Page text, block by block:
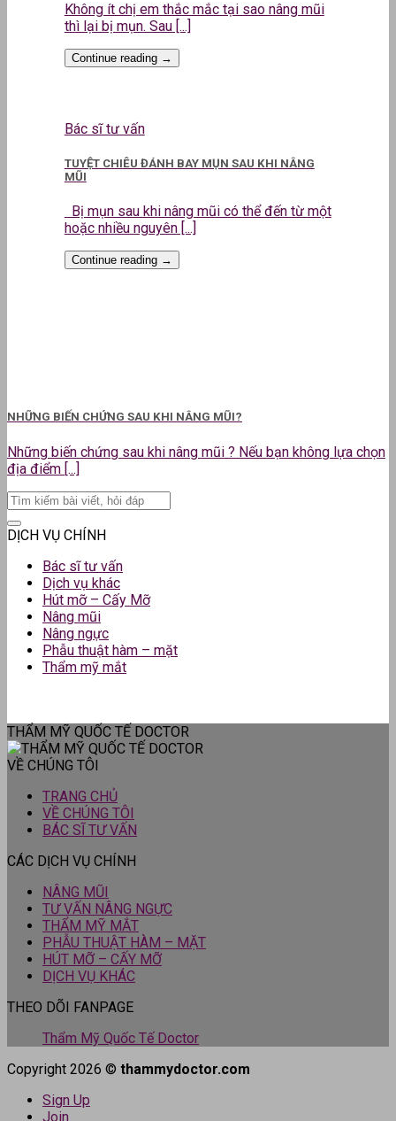
Không ít chị em thắc mắc tại sao nâng mũi
thì lại bị mụn. Sau [...]
Continue reading →
Bác sĩ tư vấn
TUYỆT CHIÊU ĐÁNH BAY MỤN SAU KHI NÂNG
MŨI
Bị mụn sau khi nâng mũi có thể đến từ một
hoặc nhiều nguyên [...]
Continue reading →
NHỮNG BIẾN CHỨNG SAU KHI NÂNG MŨI?
Những biến chứng sau khi nâng mũi ? Nếu bạn không lựa chọn
địa điểm [...]
DỊCH VỤ CHÍNH
Bác sĩ tư vấn
Dịch vụ khác
Hút mỡ – Cấy Mỡ
Nâng mũi
Nâng ngực
Phẫu thuật hàm – mặt
Thẩm mỹ mắt
THẨM MỸ QUỐC TẾ DOCTOR
VỀ CHÚNG TÔI
TRANG CHỦ
VỀ CHÚNG TÔI
BÁC SĨ TƯ VẤN
CÁC DỊCH VỤ CHÍNH
NÂNG MŨI
TƯ VẤN NÂNG NGỰC
THẨM MỸ MẮT
PHẪU THUẬT HÀM – MẶT
HÚT MỠ – CẤY MỠ
DỊCH VỤ KHÁC
THEO DÕI FANPAGE
Thẩm Mỹ Quốc Tế Doctor
Copyright 2026 © thammydoctor.com
Sign Up
Join